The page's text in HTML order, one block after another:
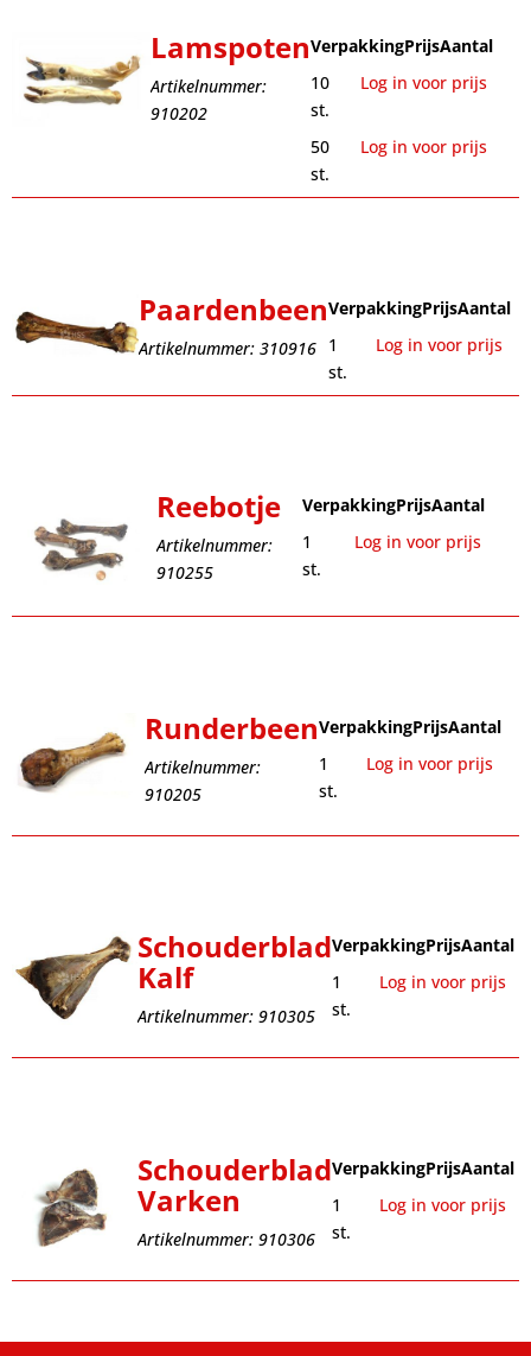
Lamspoten
Artikelnummer:
910202
VerpakkingPrijsAantal
10
st.
Log in voor prijs
50
st.
Log in voor prijs
Paardenbeen
Artikelnummer: 310916
VerpakkingPrijsAantal
1
st.
Log in voor prijs
Reebotje
Artikelnummer:
910255
VerpakkingPrijsAantal
1
st.
Log in voor prijs
Runderbeen
Artikelnummer:
910205
VerpakkingPrijsAantal
1
st.
Log in voor prijs
Schouderblad
Kalf
Artikelnummer: 910305
VerpakkingPrijsAantal
1
st.
Log in voor prijs
Schouderblad
Varken
Artikelnummer: 910306
VerpakkingPrijsAantal
1
st.
Log in voor prijs